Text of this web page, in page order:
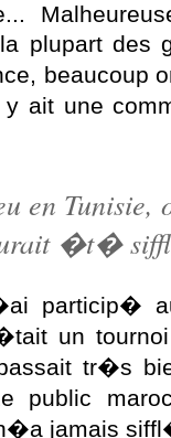
plupart des
beaucoup
une
en Tunisie,
�t�
particip�
un
tr�s
jamais